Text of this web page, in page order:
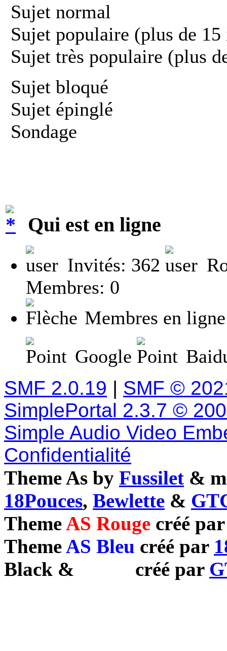
Sujet normal
Sujet populaire (plus de
Sujet très populaire (plus
Sujet bloqué
Sujet épinglé
Sondage
Qui est en ligne
Invités: 362
Membres: 0
Membres en
Google
SMF 2.0.19 | SMF ©
SimplePortal 2.3.7 ©
Simple Audio Video
Confidentialité
Theme As by Fussilet &
18Pouces, Bewlette &
ThemeAS Rouge créé
ThemeAS Bleu créé par
Black & créé par